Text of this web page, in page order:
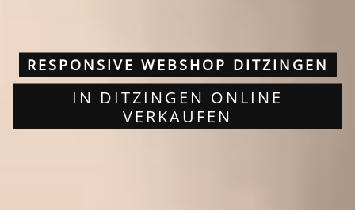
RESPONSIVE WEBSHOP DITZINGEN
IN DITZINGEN ONLINE
VERKAUFEN